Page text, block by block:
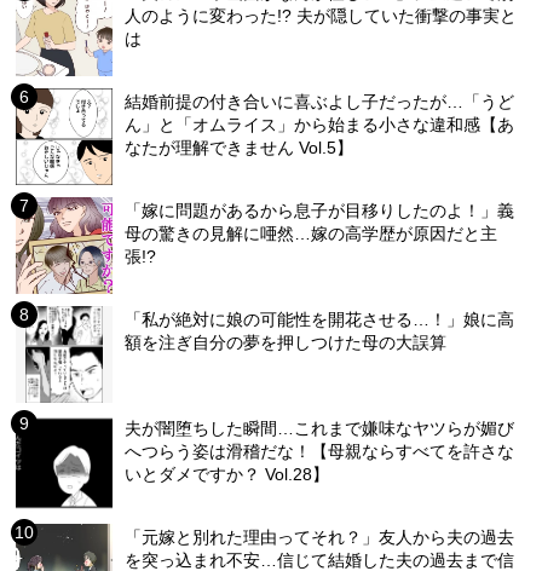
人のように変わった!? 夫が隠していた衝撃の事実と
は
結婚前提の付き合いに喜ぶよし子だったが…「うど
ん」と「オムライス」から始まる小さな違和感【あ
なたが理解できません Vol.5】
「嫁に問題があるから息子が目移りしたのよ！」義
母の驚きの見解に唖然…嫁の高学歴が原因だと主
張!?
「私が絶対に娘の可能性を開花させる…！」娘に高
額を注ぎ自分の夢を押しつけた母の大誤算
夫が闇堕ちした瞬間…これまで嫌味なヤツらが媚び
へつらう姿は滑稽だな！【母親ならすべてを許さな
いとダメですか？ Vol.28】
「元嫁と別れた理由ってそれ？」友人から夫の過去
を突っ込まれ不安…信じて結婚した夫の過去まで信